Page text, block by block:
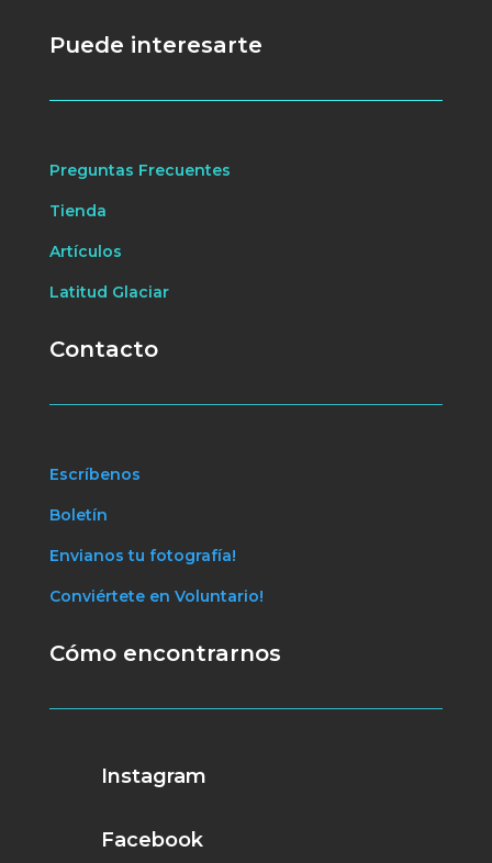
Puede interesarte
Preguntas Frecuentes
Tienda
Artículos
Latitud Glaciar
Contacto
Escríbenos
Boletín
Envianos tu fotografía!
Conviértete en Voluntario!
Cómo encontrarnos
Instagram
Facebook